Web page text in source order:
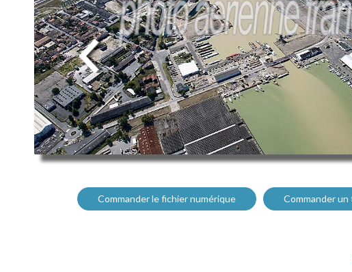
Commander le fichier numérique Commander un